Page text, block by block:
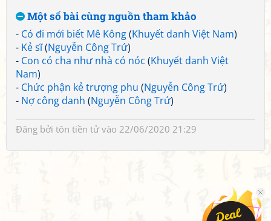
Một số bài cùng nguồn tham khảo
- Có đi mới biết Mê Kông(Khuyết danh Việt Nam)
- Kẻ sĩ(Nguyễn Công Trứ)
- Con có cha như nhà có nóc (Khuyết danh Việt
Nam)
- Chức phận kẻ trượng phu (Nguyễn Công Trứ)
- Nợ công danh (Nguyễn Công Trứ)
Đăng bởi tôn tiền tửvào 22/06/2020 21:29